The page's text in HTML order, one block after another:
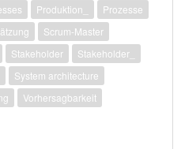
Produktion_
Prozesse
Scrum-Master
Stakeholder
Stakeholder_
System architecture
Vorhersagbarkeit